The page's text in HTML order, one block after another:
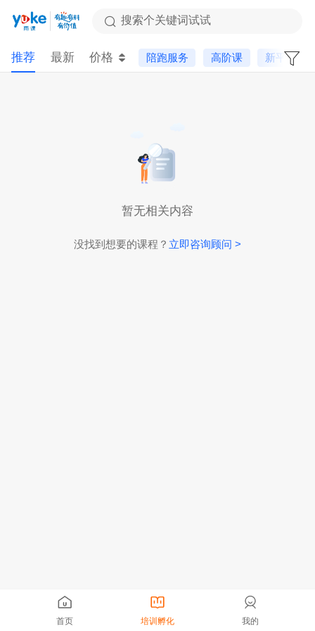
搜索个关键词试试
推荐 最新 价格 陪跑服务 高阶课 新平台
暂无相关内容
没找到想要的课程？ 立即咨询顾问 >
首页 培训孵化 我的